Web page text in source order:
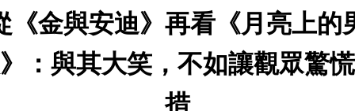
《金與安迪》再看《月亮上的
：與其大笑，不如讓觀眾驚
措